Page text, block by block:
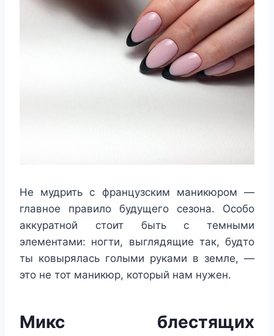
Не мудрить с французским маникюром —
главное правило будущего сезона. Особо
аккуратной стоит быть с темными
элементами: ногти, выглядящие так, будто
ты ковырялась голыми руками в земле, —
это не тот маникюр, который нам нужен.
Микс блестящих